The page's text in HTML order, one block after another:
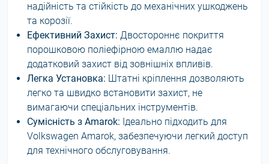
надійність та стійкість до механічних ушкоджень
та корозії.
Ефективний Захист: Двостороннє покриття
порошковою поліефірною емаллю надає
додатковий захист від зовнішніх впливів.
Легка Установка: Штатні кріплення дозволяють
легко та швидко встановити захист, не
вимагаючи спеціальних інструментів.
Сумісність з Amarok: Ідеально підходить для
Volkswagen Amarok, забезпечуючи легкий доступ
для технічного обслуговування.